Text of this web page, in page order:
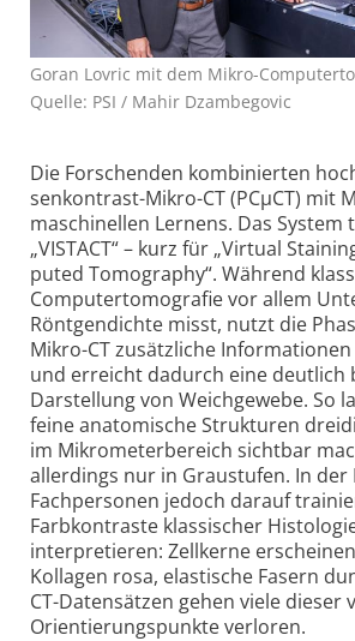
Goran Lovric mit dem Mikro-
Quelle: PSI / Mahir Dzambegovic
Die Forschenden kombinierten
sen­kon­trast-Mikro-CT (PCµCT) mit
maschinellen Lernens. Das System
„VISTACT“ – kurz für „Virtual
pu­ted Tomography“. Während
Computertomografie vor allem
Röntgendichte misst, nutzt die
Mikro-CT zusätzliche
und erreicht dadurch eine deutlich
Darstellung von Weichgewebe. So
feine anatomische Strukturen
im Mikrometerbereich sichtbar
allerdings nur in Graustufen. In der
Fachpersonen jedoch darauf
Farbkontraste klassischer
interpretieren: Zellkerne
Kollagen rosa, elastische Fasern
CT-Daten­sätzen gehen viele dieser
Orientierungspunkte verloren.